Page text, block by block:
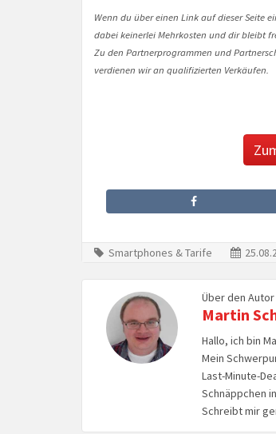
Wenn du über einen Link auf dieser Seite
dabei keinerlei Mehrkosten und dir bleibt
Zu den Partnerprogrammen und
verdienen wir an qualifizierten Verkäufen.
Smartphones & Tarife
Über den Autor
Martin
Hallo, ich bin
Mein
Last-Minute-
Schnäppchen
Schreibt mir